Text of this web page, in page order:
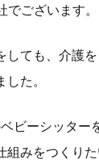
ございます。
しても、介護
た。
ビーシッタ
組みをつくり